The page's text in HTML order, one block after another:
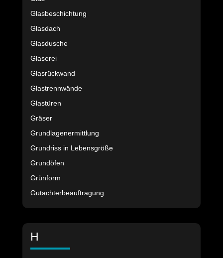
Glasbeschichtung
Glasdach
Glasdusche
Glaserei
Glasrückwand
Glastrennwände
Glastüren
Gräser
Grundlagenermittlung
Grundriss in Lebensgröße
Grundöfen
Grünform
Gutachterbeauftragung
H